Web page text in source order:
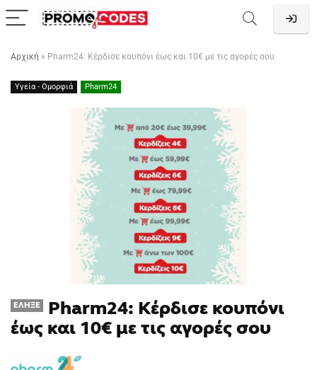
Αρχική » Pharm24: Κέρδισε κουπόνι έως και 10€ με τις αγορές σου
Υγεία - Ομορφιά Pharm24
ΈΛΗΞΕ
Pharm24: Κέρδισε κουπόνι
έως και 10€ με τις αγορές σου